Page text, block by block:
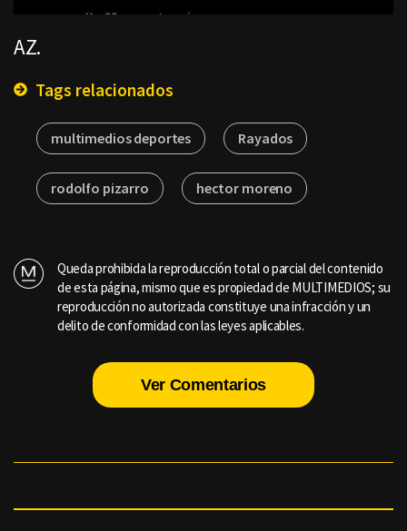
AZ.
Tags relacionados
multimedios deportes Rayados
rodolfo pizarro hector moreno
Queda prohibida la reproducción total o parcial del contenido
de esta página, mismo que es propiedad de MULTIMEDIOS; su
reproducción no autorizada constituye una infracción y un
delito de conformidad con las leyes aplicables.
Ver Comentarios